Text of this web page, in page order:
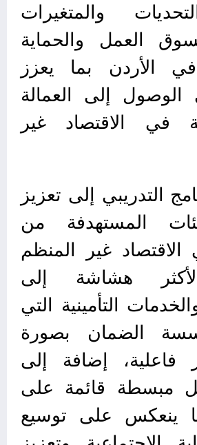
والمتغيرات
العمل والحماية
في الأردن بما يعزز
الوصول إلى العمالة
في الاقتصاد غير
التدريبي إلى تعزيز
المستهدفة من
الاقتصاد غير المنظم
هشاشة إلى
التأمينية التي
الضمان بصورة
فاعلية، إضافة إلى
مبسطة قائمة على
ينعكس على توسيع